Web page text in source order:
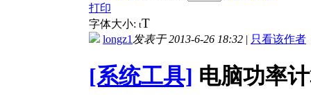
打印
字体大小: tT
longz1 发表于 2013-6-26 18:32 | 只看该作者
[系统工具] 电脑功率